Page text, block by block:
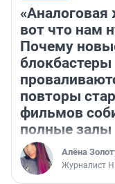
вот что нам
Почему
блокбастеры
повторы
фильмов
полные залы
Алёна
Журналист